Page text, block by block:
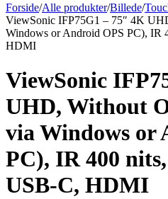
Forside/Alle produkter/Billede/
ViewSonic IFP75G1 – 75″ 4K
Windows or Android OPS PC), IR
HDMI
ViewSonic
UHD, Without
via Windows or
PC), IR 400
USB-C, HDMI